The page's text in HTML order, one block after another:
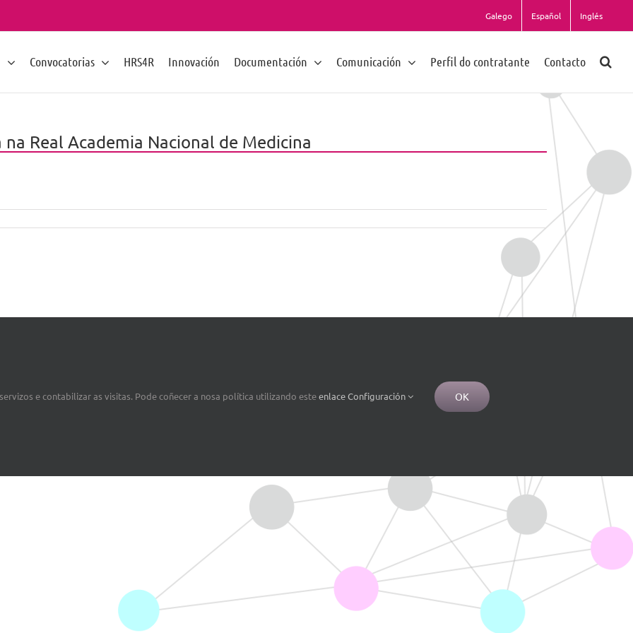
Galego Español Inglés
Convocatorias HRS4R Innovación Documentación Comunicación Perfil do contratante Contacto
Real Academia Nacional de Medicina
e contabilizar as visitas. Pode coñecer a nosa política utilizando esteenlaceConfiguración OK